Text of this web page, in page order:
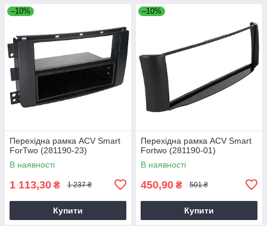
–10%
Перехідна рамка ACV Smart
ForTwo (281190-23)
В наявності
1 113,30 ₴ 1 237 ₴
Купити
–10%
Перехідна рамка ACV Smart
Fortwo (281190-01)
В наявності
450,90 ₴ 501 ₴
Купити